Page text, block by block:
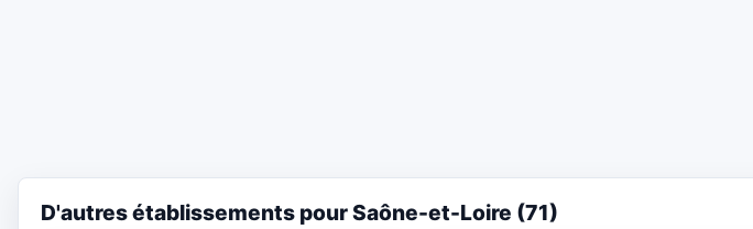
D'autres établissements pour Saône-et-Loire (71)